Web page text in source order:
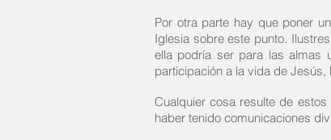
Por otra parte hay que poner
Iglesia sobre este punto.
ella podría ser para las almas
participación a la vida de Jesús,
Cualquier cosa resulte de
haber tenido comunicaciones